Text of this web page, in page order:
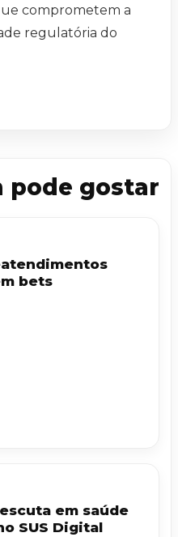
comprometem a
regulatória do
pode gostar
bets
em saúde
SUS Digital